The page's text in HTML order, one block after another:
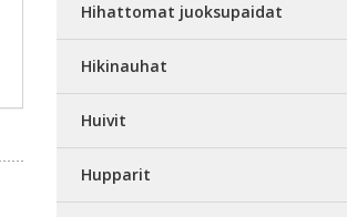
Hihattomat juoksupaidat
Hikinauhat
Huivit
Hupparit